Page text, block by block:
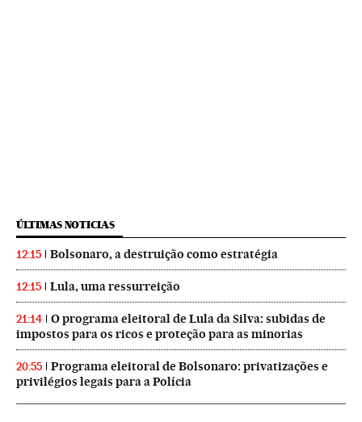
ÚLTIMAS NOTICIAS
12:15 Bolsonaro, a destruição como estratégia
12:15 Lula, uma ressurreição
21:14
O programa eleitoral de Lula da Silva: subidas de
impostos para os ricos e proteção para as minorias
20:55
Programa eleitoral de Bolsonaro: privatizações e
privilégios legais para a Polícia